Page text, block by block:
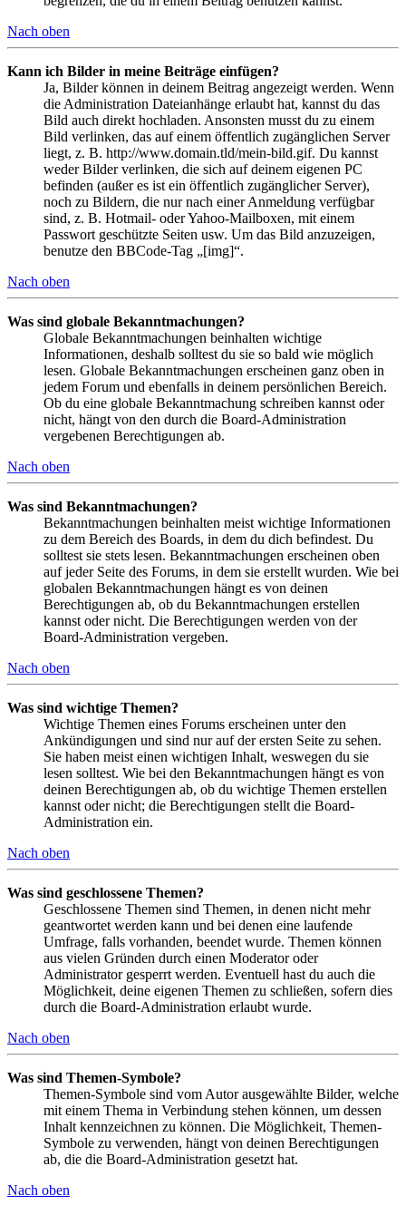
Nach oben
Kann ich Bilder in meine Beiträge einfügen?
Ja, Bilder können in deinem Beitrag angezeigt werden. Wenn
die Administration Dateianhänge erlaubt hat, kannst du das
Bild auch direkt hochladen. Ansonsten musst du zu einem
Bild verlinken, das auf einem öffentlich zugänglichen Server
liegt, z. B. http://www.domain.tld/mein-bild.gif. Du kannst
weder Bilder verlinken, die sich auf deinem eigenen PC
befinden (außer es ist ein öffentlich zugänglicher Server),
noch zu Bildern, die nur nach einer Anmeldung verfügbar
sind, z. B. Hotmail- oder Yahoo-Mailboxen, mit einem
Passwort geschützte Seiten usw. Um das Bild anzuzeigen,
benutze den BBCode-Tag „[img]“.
Nach oben
Was sind globale Bekanntmachungen?
Globale Bekanntmachungen beinhalten wichtige
Informationen, deshalb solltest du sie so bald wie möglich
lesen. Globale Bekanntmachungen erscheinen ganz oben in
jedem Forum und ebenfalls in deinem persönlichen Bereich.
Ob du eine globale Bekanntmachung schreiben kannst oder
nicht, hängt von den durch die Board-Administration
vergebenen Berechtigungen ab.
Nach oben
Was sind Bekanntmachungen?
Bekanntmachungen beinhalten meist wichtige Informationen
zu dem Bereich des Boards, in dem du dich befindest. Du
solltest sie stets lesen. Bekanntmachungen erscheinen oben
auf jeder Seite des Forums, in dem sie erstellt wurden. Wie bei
globalen Bekanntmachungen hängt es von deinen
Berechtigungen ab, ob du Bekanntmachungen erstellen
kannst oder nicht. Die Berechtigungen werden von der
Board-Administration vergeben.
Nach oben
Was sind wichtige Themen?
Wichtige Themen eines Forums erscheinen unter den
Ankündigungen und sind nur auf der ersten Seite zu sehen.
Sie haben meist einen wichtigen Inhalt, weswegen du sie
lesen solltest. Wie bei den Bekanntmachungen hängt es von
deinen Berechtigungen ab, ob du wichtige Themen erstellen
kannst oder nicht; die Berechtigungen stellt die Board-
Administration ein.
Nach oben
Was sind geschlossene Themen?
Geschlossene Themen sind Themen, in denen nicht mehr
geantwortet werden kann und bei denen eine laufende
Umfrage, falls vorhanden, beendet wurde. Themen können
aus vielen Gründen durch einen Moderator oder
Administrator gesperrt werden. Eventuell hast du auch die
Möglichkeit, deine eigenen Themen zu schließen, sofern dies
durch die Board-Administration erlaubt wurde.
Nach oben
Was sind Themen-Symbole?
Themen-Symbole sind vom Autor ausgewählte Bilder, welche
mit einem Thema in Verbindung stehen können, um dessen
Inhalt kennzeichnen zu können. Die Möglichkeit, Themen-
Symbole zu verwenden, hängt von deinen Berechtigungen
ab, die die Board-Administration gesetzt hat.
Nach oben